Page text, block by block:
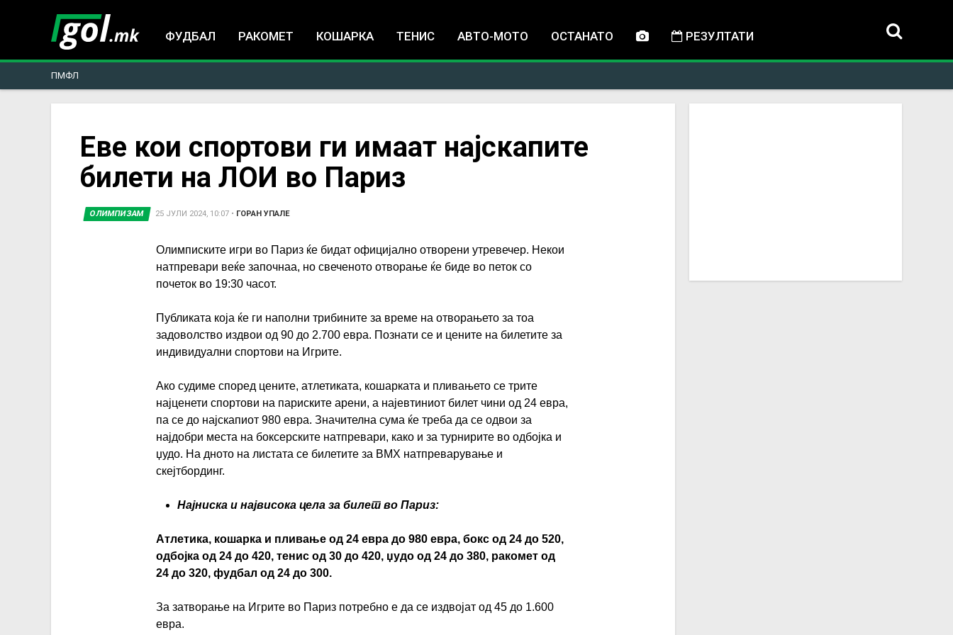
ФУДБАЛ РАКОМЕТ КОШАРКА ТЕНИС АВТО-МОТО ОСТАНАТО РЕЗУЛТАТИ
ПМФЛ
here
Еве кои спортови ги имаат најскапите
билети на ЛOИ во Париз
ОЛИМПИЗАМ 25 ЈУЛИ 2024, 10:07 • ГОРАН УПАЛЕ
Олимписките игри во Париз ќе бидат официјално отворени утревечер. Некои
натпревари веќе започнаа, но свеченото отворање ќе биде во петок со
почеток во 19:30 часот.
Публиката која ќе ги наполни трибините за време на отворањето за тоа
задоволство издвои од 90 до 2.700 евра. Познати се и цените на билетите за
индивидуални спортови на Игрите.
Ако судиме според цените, атлетиката, кошарката и пливањето се трите
најценети спортови на париските арени, а најевтиниот билет чини од 24 евра,
па се до најскапиот 980 евра. Значителна сума ќе треба да се одвои за
најдобри места на боксерските натпревари, како и за турнирите во одбојка и
џудо. На дното на листата се билетите за BMX натпреварување и
скејтбординг.
Најниска и највисока цела за билет во Париз:
Атлетика, кошарка и пливање од 24 евра до 980 евра, бокс од 24 до 520,
одбојка од 24 до 420, тенис од 30 до 420, џудо од 24 до 380, ракомет од
24 до 320, фудбал од 24 до 300.
За затворање на Игрите во Париз потребно е да се издвојат од 45 до 1.600
евра.